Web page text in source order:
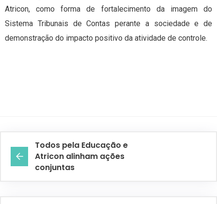
Atricon, como forma de fortalecimento da imagem do
Sistema Tribunais de Contas perante a sociedade e de
demonstração do impacto positivo da atividade de controle.
Todos pela Educação e
Atricon alinham ações
conjuntas